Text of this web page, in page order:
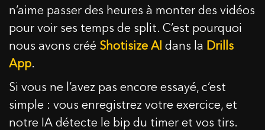
n’aime passer des heures à monter des vidéos
pour voir ses temps de split. C’est pourquoi
nous avons créé Shotisize AI dans la Drills
App.
Si vous ne l’avez pas encore essayé, c’est
simple : vous enregistrez votre exercice, et
notre IA détecte le bip du timer et vos tirs.